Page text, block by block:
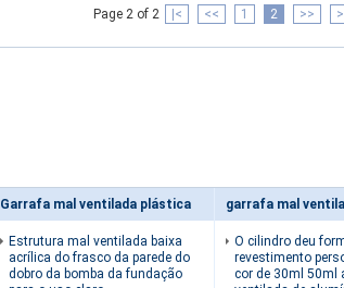
Page 2 of 2 |< << 1 2 >> >|
Garrafa mal ventilada plástica
Estrutura mal ventilada baixa
acrílica do frasco da parede do
dobro da bomba da fundação
O cilindro deu
revestimento
cor de 30ml 50ml